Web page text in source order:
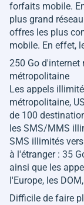
forfaits mobile.
plus grand
offres les plus
mobile. En effet,
250 Go d'internet
métropolitaine
Les appels
métropolitaine,
de 100
les SMS/MMS
SMS illimités
à l'étranger : 35
ainsi que les
l'Europe, les
Difficile de faire